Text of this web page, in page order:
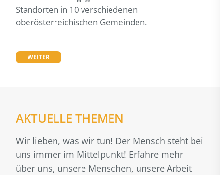
Standorten in 10 verschiedenen
oberösterreichischen Gemeinden.
WEITER
AKTUELLE THEMEN
Wir lieben, was wir tun! Der Mensch steht bei
uns immer im Mittelpunkt! Erfahre mehr
über uns, unsere Menschen, unsere Arbeit